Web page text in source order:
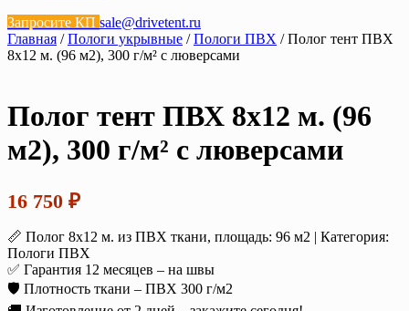
Запросите КП sale@drivetent.ru
Главная /Пологи укрывные /Пологи ПВХ / Полог тент ПВХ
8х12 м. (96 м2), 300 г/м² с люверсами
Полог тент ПВХ 8х12 м. (96
м2), 300 г/м² с люверсами
16 750 ₽
📏 Полог 8х12 м. из ПВХ ткани, площадь: 96 м2 | Категория:
Пологи ПВХ
✅ Гарантия 12 месяцев – на швы
🛡️ Плотность ткани – ПВХ 300 г/м2